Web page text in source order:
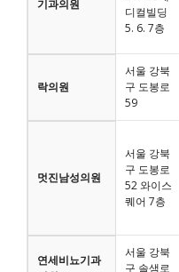
기과의원
디컬빌딩
5. 6. 7층
락의원
서울 강북
구 도봉로
59
멋진남성의원
서울 강북
구 도봉로
52 와이스
퀘어 7층
연세비뇨기과
서울 강북
구 솔샘로